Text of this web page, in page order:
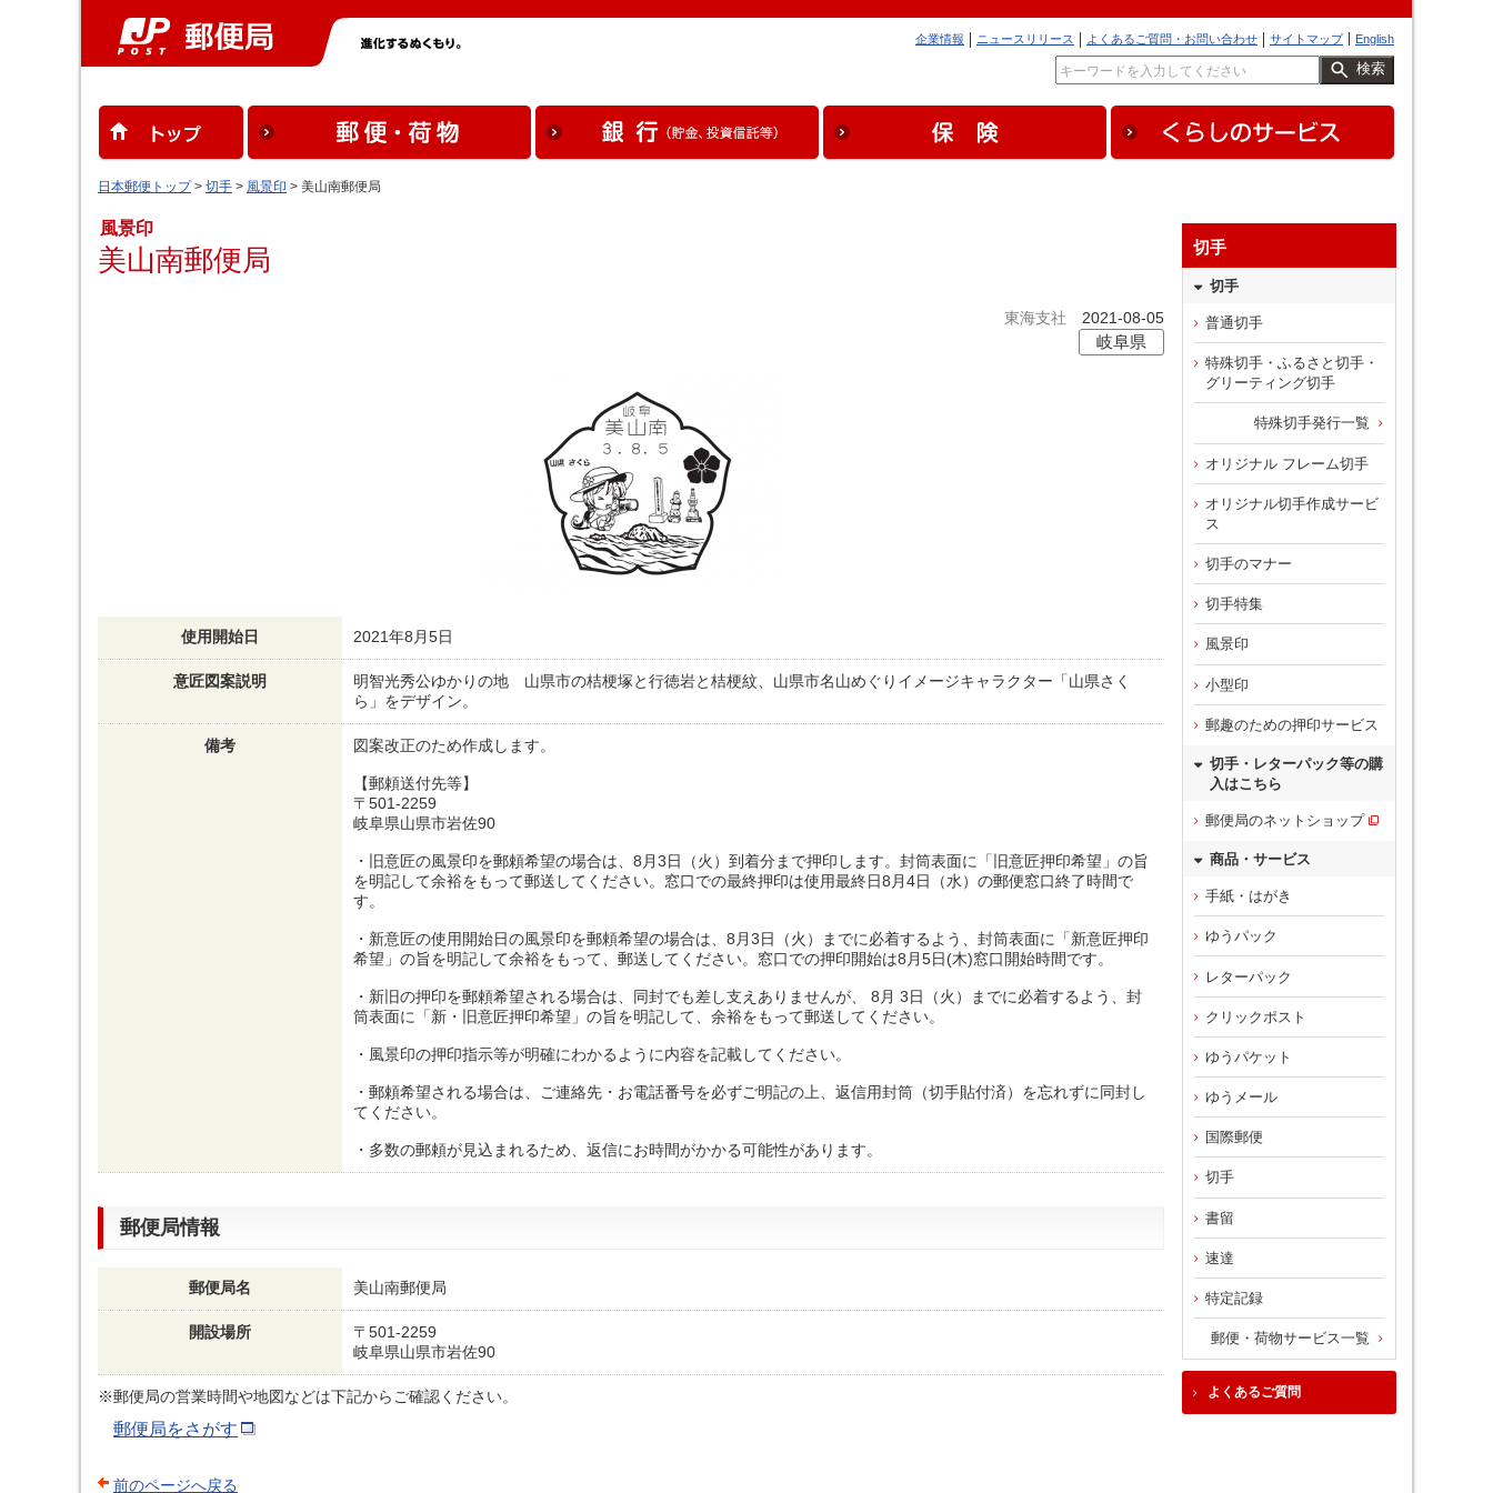
English
サイトマップ
よくあるご質問・お問い合わせ
ニュースリリース
企業情報
検索
日本郵便トップ> 切手 > 風景印 > 美山南郵便局
風景印
美山南郵便局
東海支社 2021-08-05
岐阜県
使用開始日 2021年8月5日
意匠図案説明
明智光秀公ゆかりの地 山県市の桔梗塚と行徳岩と桔梗紋、山県市名山めぐりイメージキャラクター「山県さく
ら」をデザイン。
備考 図案改正のため作成します。
【郵頼送付先等】
〒501-2259
岐阜県山県市岩佐90
・旧意匠の風景印を郵頼希望の場合は、8月3日（火）到着分まで押印します。封筒表面に「旧意匠押印希望」の旨
を明記して余裕をもって郵送してください。窓口での最終押印は使用最終日8月4日（水）の郵便窓口終了時間で
す。
・新意匠の使用開始日の風景印を郵頼希望の場合は、8月3日（火）までに必着するよう、封筒表面に「新意匠押印
希望」の旨を明記して余裕をもって、郵送してください。窓口での押印開始は8月5日(木)窓口開始時間です。
・新旧の押印を郵頼希望される場合は、同封でも差し支えありませんが、 8月 3日（火）までに必着するよう、封
筒表面に「新・旧意匠押印希望」の旨を明記して、余裕をもって郵送してください。
・風景印の押印指示等が明確にわかるように内容を記載してください。
・郵頼希望される場合は、ご連絡先・お電話番号を必ずご明記の上、返信用封筒（切手貼付済）を忘れずに同封し
てください。
・多数の郵頼が見込まれるため、返信にお時間がかかる可能性があります。
郵便局情報
郵便局名 美山南郵便局
開設場所
〒501-2259
岐阜県山県市岩佐90
※郵便局の営業時間や地図などは下記からご確認ください。
郵便局をさがす
前のページへ戻る
切手
切手
普通切手
特殊切手・ふるさと切手・
グリーティング切手
特殊切手発行一覧
オリジナル フレーム切手
オリジナル切手作成サービ
ス
切手のマナー
切手特集
風景印
小型印
郵趣のための押印サービス
切手・レターパック等の購
入はこちら
郵便局のネットショップ
商品・サービス
手紙・はがき
ゆうパック
レターパック
クリックポスト
ゆうパケット
ゆうメール
国際郵便
切手
書留
速達
特定記録
郵便・荷物サービス一覧
よくあるご質問